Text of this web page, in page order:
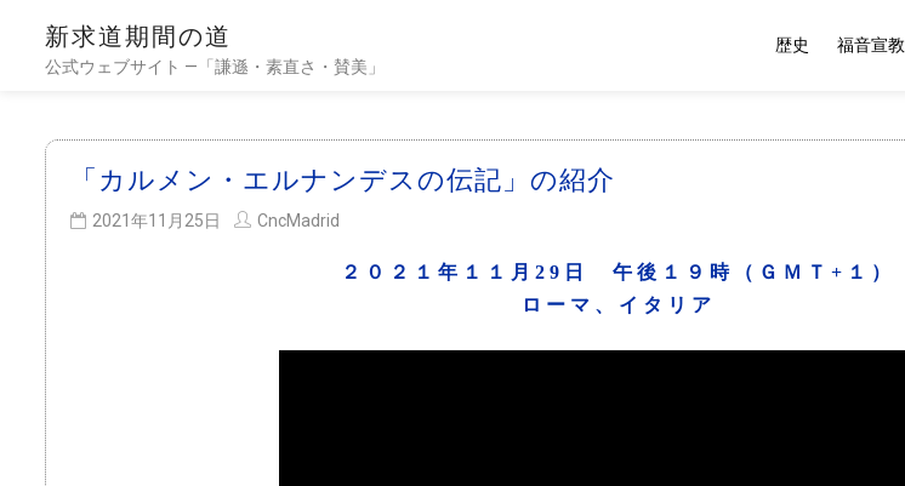
新求道期間の道
公式ウェブサイト —「謙遜・素直さ・賛美」
歴史 福音宣教
「カルメン・エルナンデスの伝記」の紹介
2021年11月25日 CncMadrid
２０２１年１１月29日 午後１９時（ＧＭＴ+１）
ローマ、イタリア